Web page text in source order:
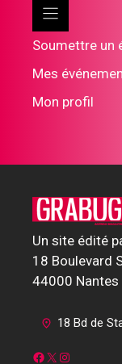
Soumettre un
Mes
Mon profil
Un site édité
18 Boulevard
44000 Nantes
18 Bd de
Facebook
X Instagram